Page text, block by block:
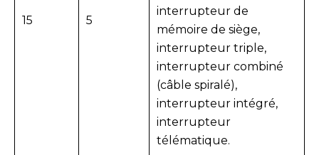
15 5
interrupteur de
mémoire de siège,
interrupteur triple,
interrupteur combiné
(câble spiralé),
interrupteur intégré,
interrupteur
télématique.